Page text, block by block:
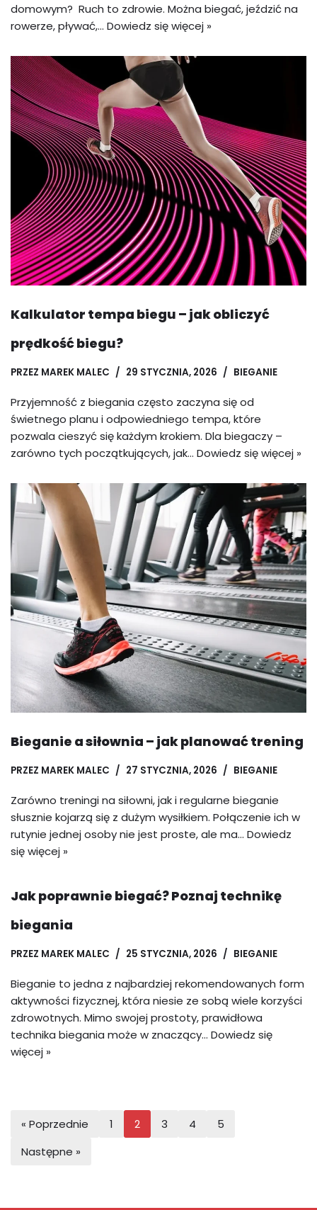
domowym? Ruch to zdrowie. Można biegać, jeździć na
rowerze, pływać,… Dowiedz się więcej »
Kalkulator tempa biegu – jak obliczyć
prędkość biegu?
PRZEZ MAREK MALEC 29 STYCZNIA, 2026 BIEGANIE
Przyjemność z biegania często zaczyna się od
świetnego planu i odpowiedniego tempa, które
pozwala cieszyć się każdym krokiem. Dla biegaczy –
zarówno tych początkujących, jak… Dowiedz się więcej »
Bieganie a siłownia – jak planować trening
PRZEZ MAREK MALEC 27 STYCZNIA, 2026 BIEGANIE
Zarówno treningi na siłowni, jak i regularne bieganie
słusznie kojarzą się z dużym wysiłkiem. Połączenie ich w
rutynie jednej osoby nie jest proste, ale ma… Dowiedz
się więcej »
Jak poprawnie biegać? Poznaj technikę
biegania
PRZEZ MAREK MALEC 25 STYCZNIA, 2026 BIEGANIE
Bieganie to jedna z najbardziej rekomendowanych form
aktywności fizycznej, która niesie ze sobą wiele korzyści
zdrowotnych. Mimo swojej prostoty, prawidłowa
technika biegania może w znaczący… Dowiedz się
więcej »
« Poprzednie 1 2 3 4
5
Następne »